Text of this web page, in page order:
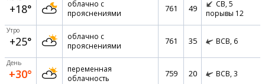
+18°
облачно с
прояснениями
761 49 СВ, 5
порывы 12
Утро
+25°
облачно с
прояснениями
761 35 ВСВ, 6
День
+30°
переменная
облачность
759 20 ВСВ, 3